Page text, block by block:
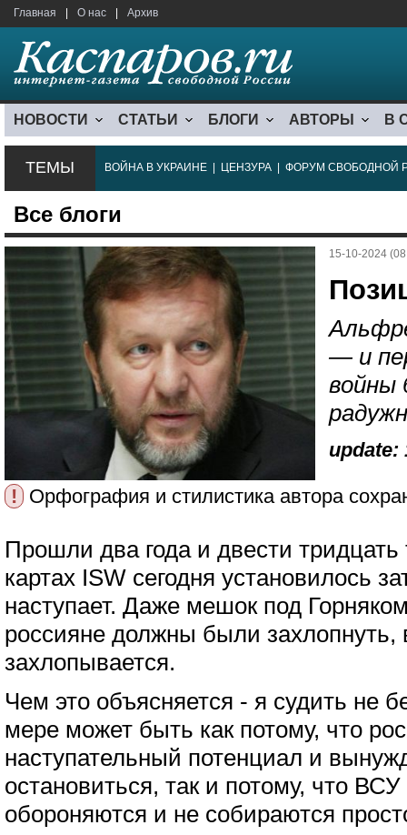
Главная О нас Архив
НОВОСТИ СТАТЬИ БЛОГИ АВТОРЫ В
ТЕМЫ ВОЙНА В УКРАИНЕ ЦЕНЗУРА ФОРУМ СВОБОДНОЙ
Все блоги
15-10-2024
— и
войны
update:
! Орфография и стилистика автора
Прошли два года и двести
картах ISW сегодня установилось
наступает. Даже мешок под
россияне должны были захлопнуть,
захлопывается.
Чем это объясняется - я судить не
мере может быть как потому, что
наступательный потенциал и
остановиться, так и потому, что ВСУ
обороняются и не собираются